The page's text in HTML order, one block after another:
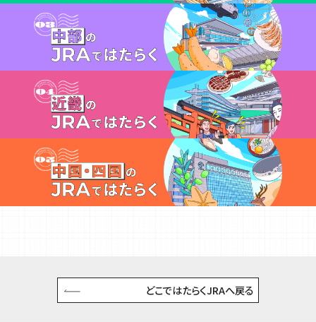
どこではたらくJRAへ戻る